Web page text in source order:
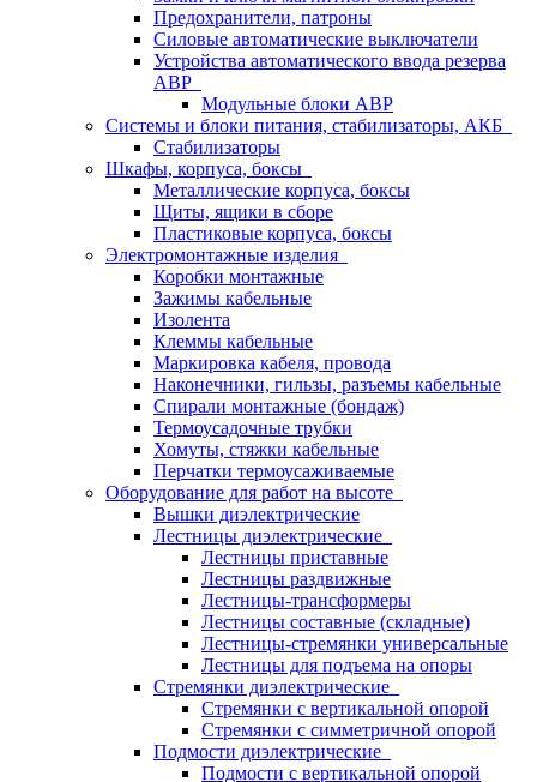
Предохранители, патроны
Силовые автоматические выключатели
Устройства автоматического ввода резерва
АВР
Модульные блоки АВР
Системы и блоки питания, стабилизаторы, АКБ
Стабилизаторы
Шкафы, корпуса, боксы
Металлические корпуса, боксы
Щиты, ящики в сборе
Пластиковые корпуса, боксы
Электромонтажные изделия
Коробки монтажные
Зажимы кабельные
Изолента
Клеммы кабельные
Маркировка кабеля, провода
Наконечники, гильзы, разъемы кабельные
Спирали монтажные (бондаж)
Термоусадочные трубки
Хомуты, стяжки кабельные
Перчатки термоусаживаемые
Оборудование для работ на высоте
Вышки диэлектрические
Лестницы диэлектрические
Лестницы приставные
Лестницы раздвижные
Лестницы-трансформеры
Лестницы составные (складные)
Лестницы-стремянки универсальные
Лестницы для подъема на опоры
Стремянки диэлектрические
Стремянки с вертикальной опорой
Стремянки с симметричной опорой
Подмости диэлектрические
Подмости с вертикальной опорой